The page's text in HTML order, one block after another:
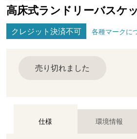
高床式ランドリーバスケ
クレジット決済不可 各種マークに
売り切れました
仕様 環境情報